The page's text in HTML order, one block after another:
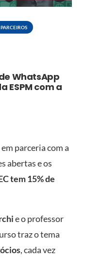
WhatsApp
ESPM com a
em parceria com a
abertas e os
tem 15% de
e o professor
traz o tema
, cada vez